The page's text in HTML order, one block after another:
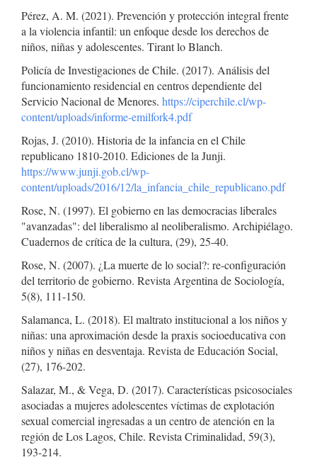
Pérez, A. M. (2021). Prevención y protección integral frente
a la violencia infantil: un enfoque desde los derechos de
niños, niñas y adolescentes. Tirant lo Blanch.
Policía de Investigaciones de Chile. (2017). Análisis del
funcionamiento residencial en centros dependiente del
Servicio Nacional de Menores. https://ciperchile.cl/wp-
content/uploads/informe-emilfork4.pdf
Rojas, J. (2010). Historia de la infancia en el Chile
republicano 1810-2010. Ediciones de la Junji.
https://www.junji.gob.cl/wp-
content/uploads/2016/12/la_infancia_chile_republicano.pdf
Rose, N. (1997). El gobierno en las democracias liberales
"avanzadas": del liberalismo al neoliberalismo. Archipiélago.
Cuadernos de crítica de la cultura, (29), 25-40.
Rose, N. (2007). ¿La muerte de lo social?: re-configuración
del territorio de gobierno. Revista Argentina de Sociología,
5(8), 111-150.
Salamanca, L. (2018). El maltrato institucional a los niños y
niñas: una aproximación desde la praxis socioeducativa con
niños y niñas en desventaja. Revista de Educación Social,
(27), 176-202.
Salazar, M., & Vega, D. (2017). Características psicosociales
asociadas a mujeres adolescentes víctimas de explotación
sexual comercial ingresadas a un centro de atención en la
región de Los Lagos, Chile. Revista Criminalidad, 59(3),
193-214.